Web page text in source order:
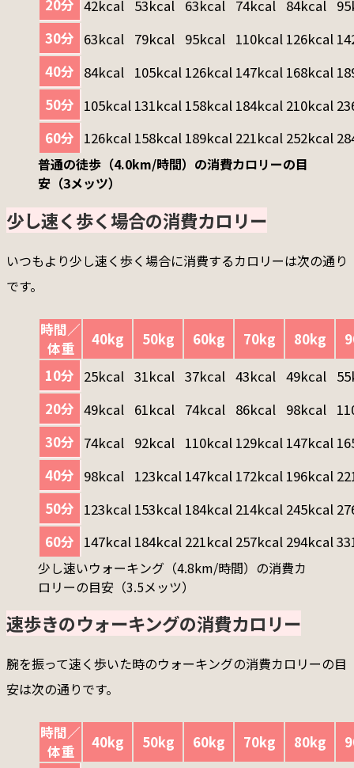
20分 42kcal 53kcal 63kcal 74kcal 84kcal
30分 63kcal 79kcal 95kcal 110kcal 126kcal
40分 84kcal 105kcal 126kcal 147kcal 168kcal
50分 105kcal 131kcal 158kcal 184kcal 210kcal
60分 126kcal 158kcal 189kcal 221kcal 252kcal
普通の徒歩（4.0km/時間）の消費カロリーの目
安（3メッツ）
少し速く歩く場合の消費カロリー
いつもより少し速く歩く場合に消費するカロリーは次の通り
です。
時間／
体重
40kg 50kg 60kg 70kg 80kg
10分 25kcal 31kcal 37kcal 43kcal 49kcal
20分 49kcal 61kcal 74kcal 86kcal 98kcal
30分 74kcal 92kcal 110kcal 129kcal 147kcal
40分 98kcal 123kcal 147kcal 172kcal 196kcal
50分 123kcal 153kcal 184kcal 214kcal 245kcal
60分 147kcal 184kcal 221kcal 257kcal 294kcal
少し速いウォーキング（4.8km/時間）の消費カ
ロリーの目安（3.5メッツ）
速歩きのウォーキングの消費カロリー
腕を振って速く歩いた時のウォーキングの消費カロリーの目
安は次の通りです。
時間／
体重
40kg 50kg 60kg 70kg 80kg